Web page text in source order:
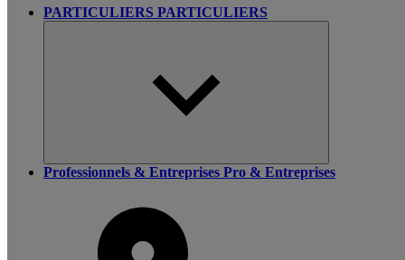
PARTICULIERS PARTICULIERS
Professionnels & Entreprises Pro & Entreprises